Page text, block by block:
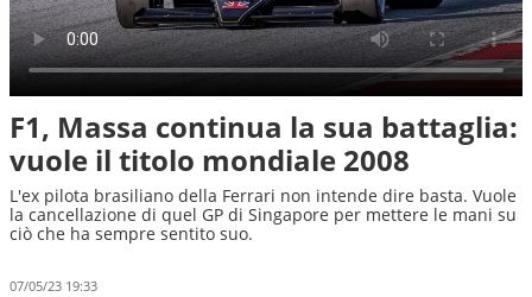
F1, Massa continua la sua battaglia:
vuole il titolo mondiale 2008
L'ex pilota brasiliano della Ferrari non intende dire basta. Vuole
la cancellazione di quel GP di Singapore per mettere le mani su
ciò che ha sempre sentito suo.
07/05/23 19:33